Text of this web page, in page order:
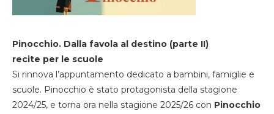
Pinocchio. Dalla favola al destino (parte II)
recite per le scuole
Si rinnova l’appuntamento dedicato a bambini, famiglie e
scuole. Pinocchio è stato protagonista della stagione
2024/25, e torna ora nella stagione 2025/26 con Pinocchio